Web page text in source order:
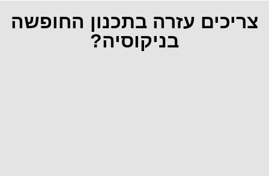
צריכים עזרה בתכנון החופשה
בניקוסיה?